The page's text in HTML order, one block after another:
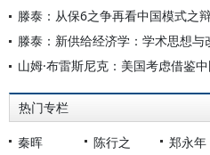
滕泰：从保6之争再看中国模式之
滕泰：新供给经济学：学术思想与
山姆·布雷斯尼克：美国考虑借鉴
热门专栏
秦晖 陈行之 郑永年